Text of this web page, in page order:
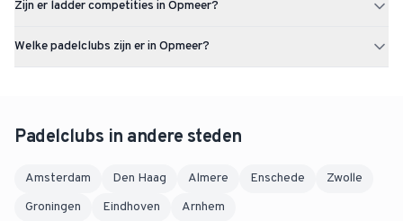
spelen bij mooi weer.
Zijn er ladder competities in Opmeer?
Opmeer. Via Uppadel kun je een ladder starten zodra er voldoende
interesse is.
Welke padelclubs zijn er in Opmeer?
Padelclubs in andere steden
Amsterdam Den Haag Almere Enschede
Zwolle
Groningen
Eindhoven Arnhem